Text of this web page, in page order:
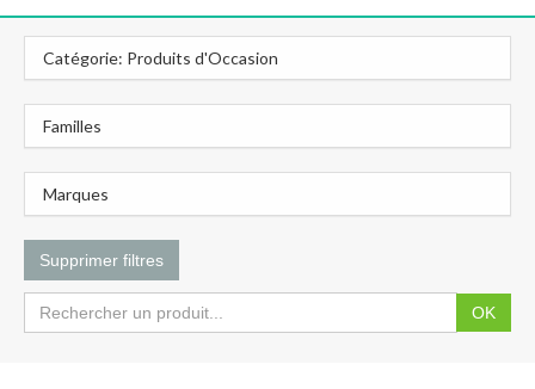
Catégorie: Produits d'Occasion
Familles
Marques
Supprimer filtres
OK